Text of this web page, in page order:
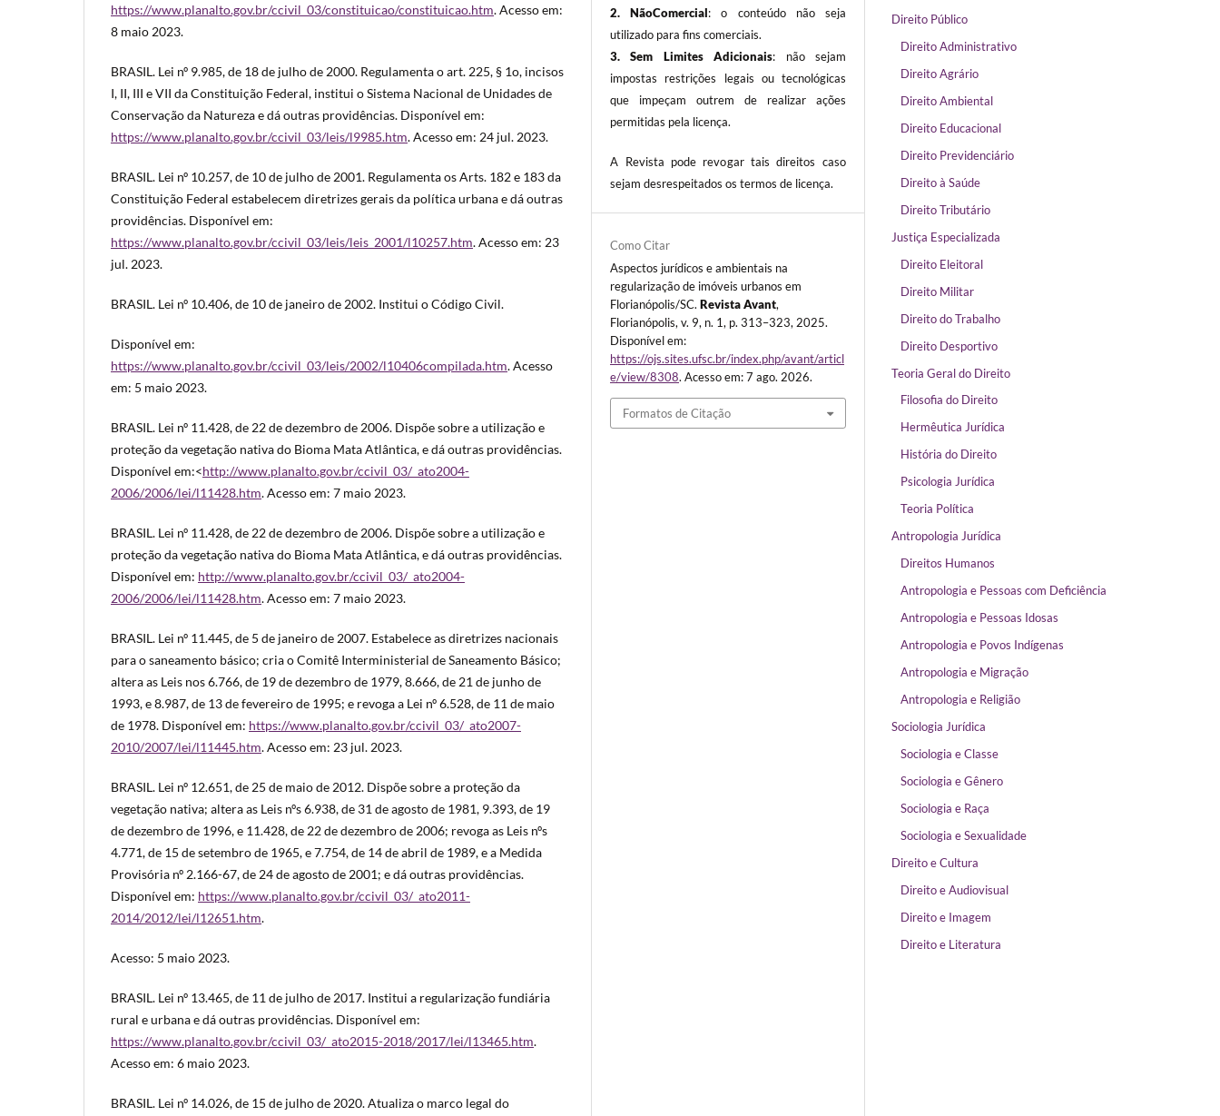
https://www.planalto.gov.br/ccivil_03/constituicao/constituicao.htm. Acesso em:
8 maio 2023.
BRASIL. Lei nº 9.985, de 18 de julho de 2000. Regulamenta o art. 225, § 1o, incisos
I, II, III e VII da Constituição Federal, institui o Sistema Nacional de Unidades de
Conservação da Natureza e dá outras providências. Disponível em:
https://www.planalto.gov.br/ccivil_03/leis/l9985.htm. Acesso em: 24 jul. 2023.
BRASIL. Lei nº 10.257, de 10 de julho de 2001. Regulamenta os Arts. 182 e 183 da
Constituição Federal estabelecem diretrizes gerais da política urbana e dá outras
providências. Disponível em:
https://www.planalto.gov.br/ccivil_03/leis/leis_2001/l10257.htm. Acesso em: 23
jul. 2023.
BRASIL. Lei nº 10.406, de 10 de janeiro de 2002. Institui o Código Civil.
Disponível em:
https://www.planalto.gov.br/ccivil_03/leis/2002/l10406compilada.htm. Acesso
em: 5 maio 2023.
BRASIL. Lei nº 11.428, de 22 de dezembro de 2006. Dispõe sobre a utilização e
proteção da vegetação nativa do Bioma Mata Atlântica, e dá outras providências.
Disponível em:<http://www.planalto.gov.br/ccivil_03/_ato2004-
2006/2006/lei/l11428.htm. Acesso em: 7 maio 2023.
BRASIL. Lei nº 11.428, de 22 de dezembro de 2006. Dispõe sobre a utilização e
proteção da vegetação nativa do Bioma Mata Atlântica, e dá outras providências.
Disponível em: http://www.planalto.gov.br/ccivil_03/_ato2004-
2006/2006/lei/l11428.htm. Acesso em: 7 maio 2023.
BRASIL. Lei nº 11.445, de 5 de janeiro de 2007. Estabelece as diretrizes nacionais
para o saneamento básico; cria o Comitê Interministerial de Saneamento Básico;
altera as Leis nos 6.766, de 19 de dezembro de 1979, 8.666, de 21 de junho de
1993, e 8.987, de 13 de fevereiro de 1995; e revoga a Lei nº 6.528, de 11 de maio
de 1978. Disponível em: https://www.planalto.gov.br/ccivil_03/_ato2007-
2010/2007/lei/l11445.htm. Acesso em: 23 jul. 2023.
BRASIL. Lei nº 12.651, de 25 de maio de 2012. Dispõe sobre a proteção da
vegetação nativa; altera as Leis nºs 6.938, de 31 de agosto de 1981, 9.393, de 19
de dezembro de 1996, e 11.428, de 22 de dezembro de 2006; revoga as Leis nºs
4.771, de 15 de setembro de 1965, e 7.754, de 14 de abril de 1989, e a Medida
Provisória nº 2.166-67, de 24 de agosto de 2001; e dá outras providências.
Disponível em: https://www.planalto.gov.br/ccivil_03/_ato2011-
2014/2012/lei/l12651.htm.
Acesso: 5 maio 2023.
BRASIL. Lei nº 13.465, de 11 de julho de 2017. Institui a regularização fundiária
rural e urbana e dá outras providências. Disponível em:
https://www.planalto.gov.br/ccivil_03/_ato2015-2018/2017/lei/l13465.htm.
Acesso em: 6 maio 2023.
BRASIL. Lei nº 14.026, de 15 de julho de 2020. Atualiza o marco legal do
2. NãoComercial: o conteúdo não seja
utilizado para fins comerciais.
3.Sem Limites Adicionais: não sejam
impostas restrições legais ou tecnológicas
que impeçam outrem de realizar ações
permitidas pela licença.
A Revista pode revogar tais direitos caso
sejam desrespeitados os termos de licença.
Como Citar
Aspectos jurídicos e ambientais na
regularização de imóveis urbanos em
Florianópolis/SC.Revista Avant,
Florianópolis, v. 9, n. 1, p. 313–323, 2025.
Disponível em:
https://ojs.sites.ufsc.br/index.php/avant/articl
e/view/8308. Acesso em: 7 ago. 2026.
Formatos de Citação
Direito Público
Direito Administrativo
Direito Agrário
Direito Ambiental
Direito Educacional
Direito Previdenciário
Direito à Saúde
Direito Tributário
Justiça Especializada
Direito Eleitoral
Direito Militar
Direito do Trabalho
Direito Desportivo
Teoria Geral do Direito
Filosofia do Direito
Hermêutica Jurídica
História do Direito
Psicologia Jurídica
Teoria Política
Antropologia Jurídica
Direitos Humanos
Antropologia e Pessoas com Deficiência
Antropologia e Pessoas Idosas
Antropologia e Povos Indígenas
Antropologia e Migração
Antropologia e Religião
Sociologia Jurídica
Sociologia e Classe
Sociologia e Gênero
Sociologia e Raça
Sociologia e Sexualidade
Direito e Cultura
Direito e Audiovisual
Direito e Imagem
Direito e Literatura